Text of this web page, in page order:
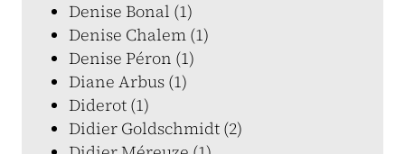
Denise Bonal (1)
Denise Chalem (1)
Denise Péron (1)
Diane Arbus (1)
Diderot (1)
Didier Goldschmidt (2)